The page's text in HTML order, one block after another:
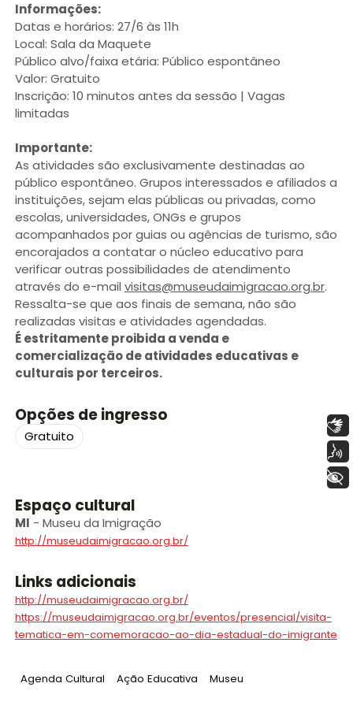
Informações:
Datas e horários: 27/6 às 11h
Local: Sala da Maquete
Público alvo/faixa etária: Público espontâneo
Valor: Gratuito
Inscrição: 10 minutos antes da sessão | Vagas
limitadas
Importante:
As atividades são exclusivamente destinadas ao
público espontâneo. Grupos interessados e afiliados a
instituições, sejam elas públicas ou privadas, como
escolas, universidades, ONGs e grupos
acompanhados por guias ou agências de turismo, são
encorajados a contatar o núcleo educativo para
verificar outras possibilidades de atendimento
através do e-mail visitas@museudaimigracao.org.br.
Ressalta-se que aos finais de semana, não são
realizadas visitas e atividades agendadas.
É estritamente proibida a venda e
comercialização de atividades educativas e
culturais por terceiros.
Opções de ingresso
Gratuito
Espaço cultural
MI - Museu da Imigração
http://museudaimigracao.org.br/
Links adicionais
http://museudaimigracao.org.br/
https://museudaimigracao.org.br/eventos/presencial/visita-
tematica-em-comemoracao-ao-dia-estadual-do-imigrante
Tag:
Agenda Cultural Tag:
Ação Educativa Tag:
Museu